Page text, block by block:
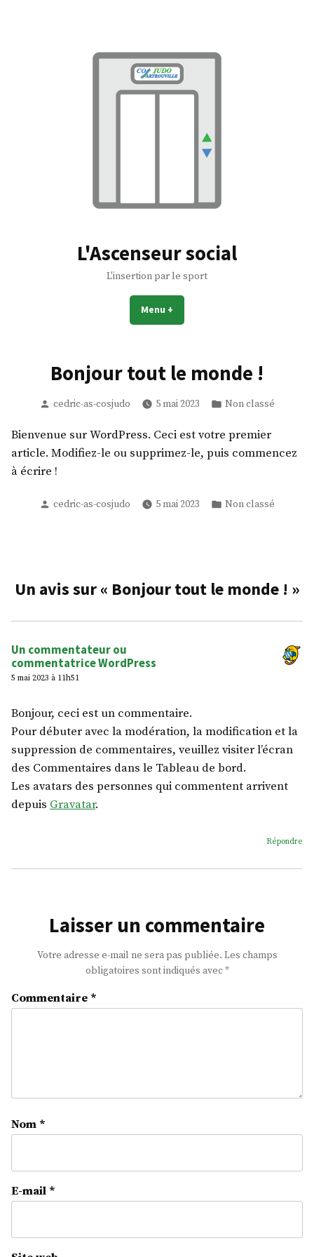
L'Ascenseur social
L'insertion par le sport
Menu +
Bonjour tout le monde !
Publié
cedric-as-cosjudo 5 mai 2023
Publié
Non classé
Bienvenue sur WordPress. Ceci est votre premier
article. Modifiez-le ou supprimez-le, puis commencez
à écrire !
Publié
cedric-as-cosjudo 5 mai 2023
Publié
Non classé
Un avis sur « Bonjour tout le monde ! »
Un commentateur ou
commentatrice WordPress
5 mai 2023 à 11h51
Bonjour, ceci est un commentaire.
Pour débuter avec la modération, la modification et la
suppression de commentaires, veuillez visiter l’écran
des Commentaires dans le Tableau de bord.
Les avatars des personnes qui commentent arrivent
depuis Gravatar.
Répondre
Laisser un commentaire
Votre adresse e-mail ne sera pas publiée. Les champs
obligatoires sont indiqués avec*
Commentaire *
Nom *
E-mail *